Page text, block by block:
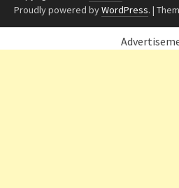
Proudly powered byWordPress. |